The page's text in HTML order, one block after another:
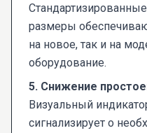
размеры
на новое, так и на
оборудование.
5. Снижение
Визуальный
сигнализирует о